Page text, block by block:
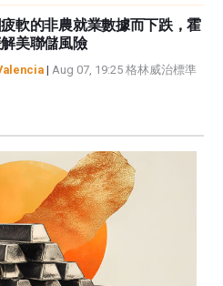
軟的非農就業數據而下跌，霍
美聯儲風險
| Aug 07, 19:25 格林威治標準